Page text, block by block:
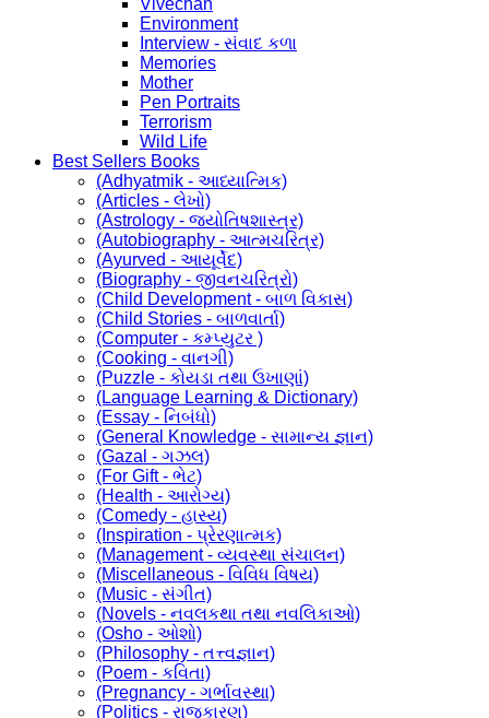
Environment
Interview - સંવાદ કળા
Memories
Mother
Pen Portraits
Terrorism
Wild Life
Best Sellers Books
(Adhyatmik - આધ્યાત્મિક)
(Articles - લેખો)
(Astrology - જ્યોતિષશાસ્ત્ર)
(Autobiography - આત્મચરિત્ર)
(Ayurved - આયૂર્વેદ)
(Biography - જીવનચરિત્રો)
(Child Development - બાળ વિકાસ)
(Child Stories - બાળવાર્તા)
(Computer - કમ્પ્યુટર )
(Cooking - વાનગી)
(Puzzle - કોયડા તથા ઉખાણાં)
(Language Learning & Dictionary)
(Essay - નિબંધો)
(General Knowledge - સામાન્ય જ્ઞાન)
(Gazal - ગઝલ)
(For Gift - ભેટ)
(Health - આરોગ્ય)
(Comedy - હાસ્ય)
(Inspiration - પ્રેરણાત્મક)
(Management - વ્યવસ્થા સંચાલન)
(Miscellaneous - વિવિધ વિષય)
(Music - સંગીત)
(Novels - નવલકથા તથા નવલિકાઓ)
(Osho - ઓશો)
(Philosophy - તત્ત્વજ્ઞાન)
(Poem - કવિતા)
(Pregnancy - ગર્ભાવસ્થા)
(Politics - રાજકારણ)